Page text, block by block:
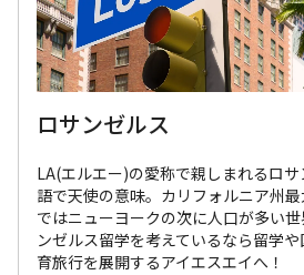
ロサンゼルス
LA(エルエー)の愛称で親しまれるロ
語で天使の意味。カリフォルニア州
ではニューヨークの次に人口が多い
ンゼルス留学を考えているなら留学
育旅行を展開するアイエスエイへ！